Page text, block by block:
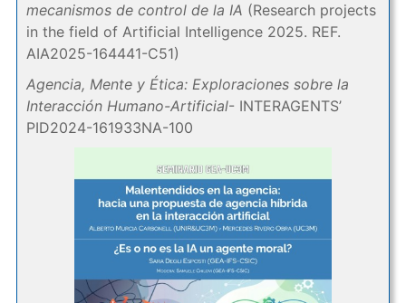
mecanismos de control de la IA (Research projects
in the field of Artificial Intelligence 2025. REF.
AIA2025-164441-C51)
Agencia, Mente y Ética: Exploraciones sobre la
Interacción Humano-Artificial- INTERAGENTS’
PID2024-161933NA-100